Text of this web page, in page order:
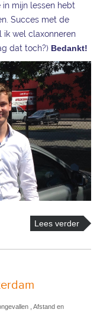
in mijn lessen hebt
Succes met de
ik wel claxonneren
dat toch?) Bedankt!
Lees verder
, Afstand en